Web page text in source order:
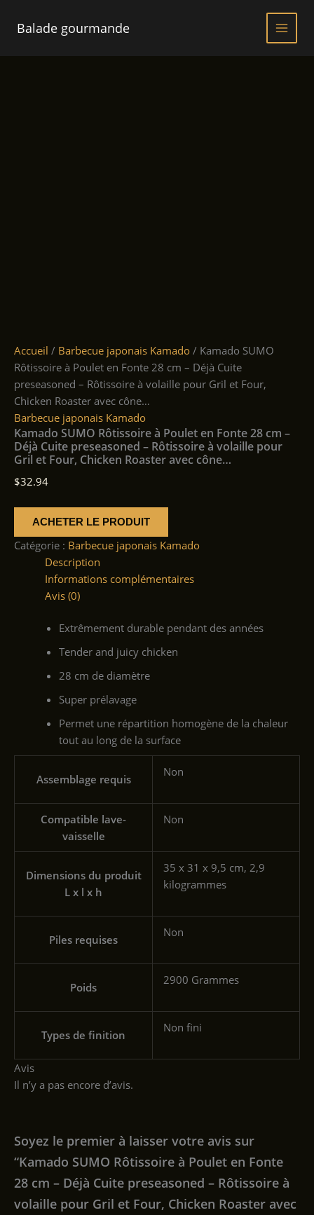
Balade gourmande
Accueil / Barbecue japonais Kamado / Kamado SUMO
Rôtissoire à Poulet en Fonte 28 cm – Déjà Cuite
preseasoned – Rôtissoire à volaille pour Gril et Four,
Chicken Roaster avec cône…
Barbecue japonais Kamado
Kamado SUMO Rôtissoire à Poulet en Fonte 28 cm –
Déjà Cuite preseasoned – Rôtissoire à volaille pour
Gril et Four, Chicken Roaster avec cône…
$32.94
ACHETER LE PRODUIT
Catégorie : Barbecue japonais Kamado
Description
Informations complémentaires
Avis (0)
Extrêmement durable pendant des années
Tender and juicy chicken
28 cm de diamètre
Super prélavage
Permet une répartition homogène de la chaleur
tout au long de la surface
Assemblage requis
‎Non
Compatible lave-
vaisselle
‎Non
Dimensions du produit
L x l x h
‎35 x 31 x 9,5 cm, 2,9
kilogrammes
Piles requises
‎Non
Poids
‎2900 Grammes
Types de finition
‎Non fini
Avis
Il n’y a pas encore d’avis.
Soyez le premier à laisser votre avis sur
“Kamado SUMO Rôtissoire à Poulet en Fonte
28 cm – Déjà Cuite preseasoned – Rôtissoire à
volaille pour Gril et Four, Chicken Roaster avec